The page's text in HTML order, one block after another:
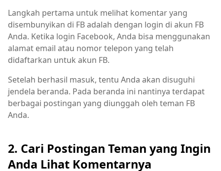
Langkah pertama untuk melihat komentar yang
disembunyikan di FB adalah dengan login di akun FB
Anda. Ketika login Facebook, Anda bisa menggunakan
alamat email atau nomor telepon yang telah
didaftarkan untuk akun FB.
Setelah berhasil masuk, tentu Anda akan disuguhi
jendela beranda. Pada beranda ini nantinya terdapat
berbagai postingan yang diunggah oleh teman FB
Anda.
2. Cari Postingan Teman yang Ingin
Anda Lihat Komentarnya